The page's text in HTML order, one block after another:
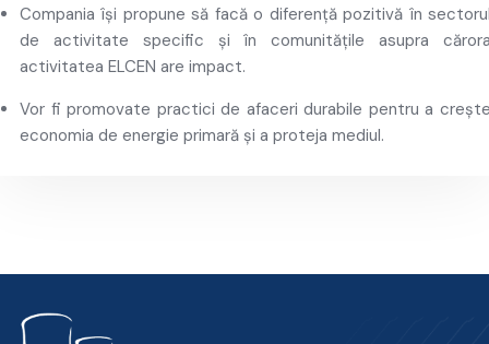
Compania își propune să facă o diferență pozitivă în
de activitate specific și în comunitățile asupra
activitatea ELCEN are impact.
Vor fi promovate practici de afaceri durabile pentru a
economia de energie primară și a proteja mediul.